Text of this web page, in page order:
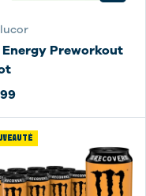
Energy Preworkout